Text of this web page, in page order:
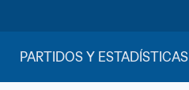
PARTIDOS Y ESTADÍSTICAS